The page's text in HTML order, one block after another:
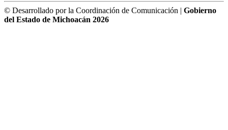
© Desarrollado por la Coordinación de Comunicación | Gobierno
del Estado de Michoacán 2026